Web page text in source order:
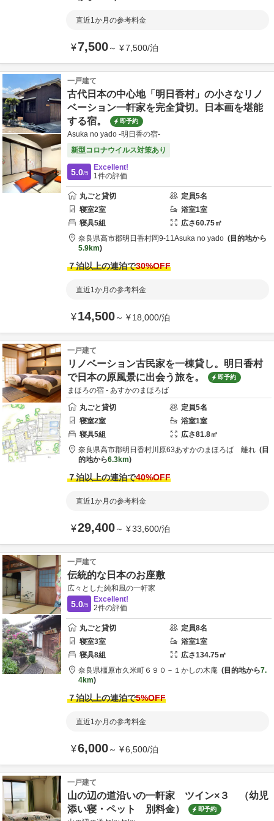
直近1か月の参考料金
¥7,500～ ¥7,500/泊
一戸建て
古代日本の中心地「明日香村」の小さなリノ
ベーション一軒家を完全貸切。日本画を堪能
する宿。
即予約
Asuka no yado -明日香の宿-
新型コロナウイルス対策あり
5.0/5
Excellent!
1件の評価
丸ごと貸切 定員5名
寝室2室 浴室1室
寝具5組 広さ60.75㎡
奈良県高市郡明日香村岡9-11Asuka no yado
目的地から
5.9km
７泊以上の連泊で30%OFF
直近1か月の参考料金
¥14,500～ ¥18,000/泊
一戸建て
リノベーション古民家を一棟貸し。明日香村
で日本の原風景に出会う旅を。
即予約
まほろの宿 - あすかのまほろば
丸ごと貸切
定員5名
寝室2室 浴室1室
寝具5組 広さ81.8㎡
奈良県高市郡明日香村川原63あすかのまほろば 離れ
目
的地から6.3km
７泊以上の連泊で40%OFF
直近1か月の参考料金
¥29,400～ ¥33,600/泊
一戸建て
伝統的な日本のお座敷
広々とした純和風の一軒家
5.0/5
Excellent!
2件の評価
丸ごと貸切 定員8名
寝室3室 浴室1室
寝具8組 広さ134.75㎡
奈良県橿原市久米町６９０－１ かしの木庵 目的地から7.
4km
７泊以上の連泊で5%OFF
直近1か月の参考料金
¥6,000～ ¥6,500/泊
一戸建て
山の辺の道沿いの一軒家 ツイン×３ （幼児
添い寝・ペット 別料金）
即予約